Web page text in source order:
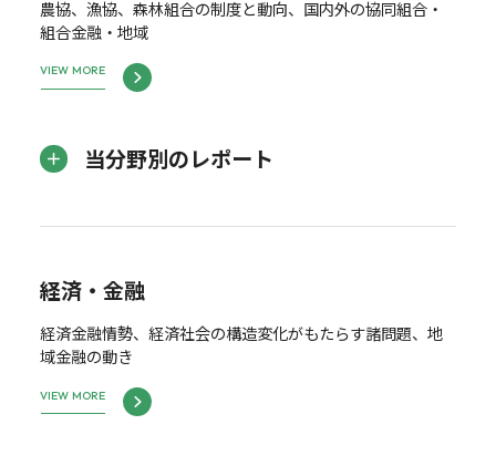
農協、漁協、森林組合の制度と動向、国内外の協同組合・
組合金融・地域
VIEW MORE
当分野別のレポート
経済・金融
経済金融情勢、経済社会の構造変化がもたらす諸問題、地
域金融の動き
VIEW MORE